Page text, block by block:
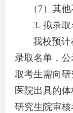
（7）其他
3.拟录
我校预计
录取名单，
取考生需向
医院出具的
研究生院审